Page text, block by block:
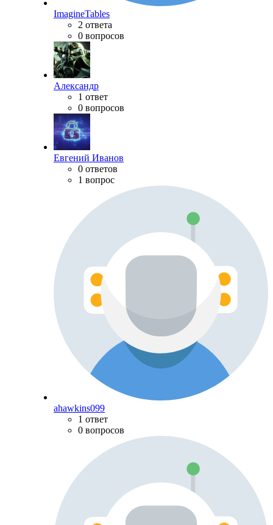
ImagineTables
2 ответа
0 вопросов
Александр
1 ответ
0 вопросов
Евгений Иванов
0 ответов
1 вопрос
ahawkins099
1 ответ
0 вопросов